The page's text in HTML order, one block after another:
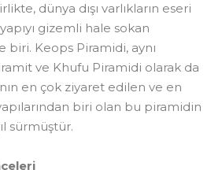
dünya dışı varlıkların eseri
gizemli hale sokan
biri. Keops Piramidi, aynı
ve Khufu Piramidi olarak da
en çok ziyaret edilen ve en
biri olan bu piramidin
sürmüştür.